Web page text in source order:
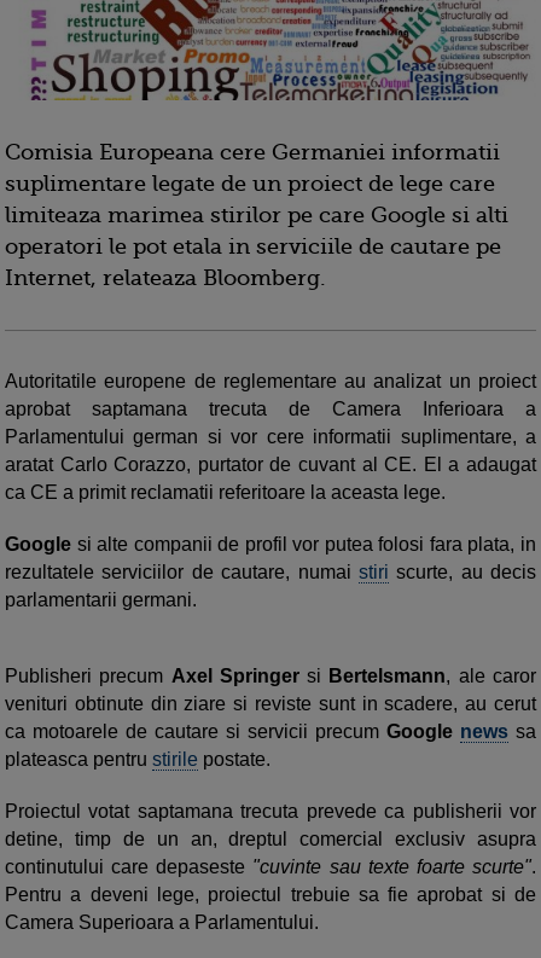
Comisia Europeana cere Germaniei informatii
suplimentare legate de un proiect de lege care
limiteaza marimea stirilor pe care Google si alti
operatori le pot etala in serviciile de cautare pe
Internet, relateaza Bloomberg.
Autoritatile europene de reglementare au analizat un proiect
aprobat saptamana trecuta de Camera Inferioara a
Parlamentului german si vor cere informatii suplimentare, a
aratat Carlo Corazzo, purtator de cuvant al CE. El a adaugat
ca CE a primit reclamatii referitoare la aceasta lege.
Google si alte companii de profil vor putea folosi fara plata, in
rezultatele serviciilor de cautare, numai stiri scurte, au decis
parlamentarii germani.
Publisheri precum Axel Springersi Bertelsmann, ale caror
venituri obtinute din ziare si reviste sunt in scadere, au cerut
ca motoarele de cautare si servicii precum Google news sa
plateasca pentru stirile postate.
Proiectul votat saptamana trecuta prevede ca publisherii vor
detine, timp de un an, dreptul comercial exclusiv asupra
continutului care depaseste "cuvinte sau texte foarte scurte".
Pentru a deveni lege, proiectul trebuie sa fie aprobat si de
Camera Superioara a Parlamentului.